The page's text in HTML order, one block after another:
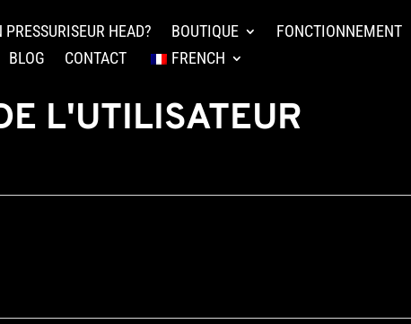
PRESSURISEUR HEAD? BOUTIQUE
FONCTIONNEMENT
BLOG CONTACT FRENCH
L'UTILISATEUR